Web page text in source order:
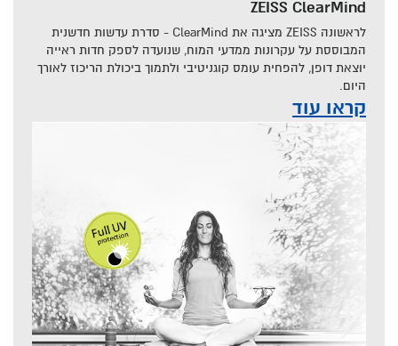
ZEISS ClearMind
לראשונה ZEISS מציגה את ClearMind - סדרת עדשות חדשנית
המבוססת על עקרונות ממדעי המוח, שנועדה לספק חדות ראייה
יוצאת דופן, להפחית עומס קוגניטיבי ולתמוך ביכולת הריכוז לאורך
היום.
קראו עוד